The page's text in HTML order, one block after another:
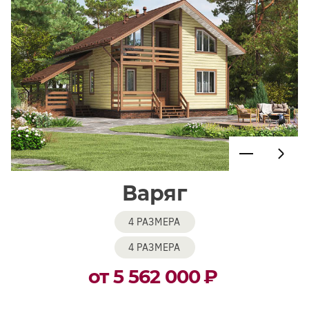
Варяг
4 РАЗМЕРА
4 РАЗМЕРА
от 5 562 000₽